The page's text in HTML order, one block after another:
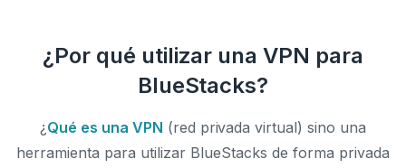
¿Por qué utilizar una VPN para
BlueStacks?
¿ Qué es una VPN (red privada virtual) sino una
herramienta para utilizar BlueStacks de forma privada